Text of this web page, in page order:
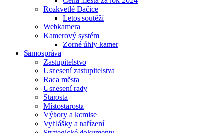
Rozkvetlé Dačice
Letos soutěží
Webkamera
Kamerový systém
Zorné úhly kamer
Samospráva
Zastupitelstvo
Usnesení zastupitelstva
Rada města
Usnesení rady
Starosta
Místostarosta
Výbory a komise
Vyhlášky a nařízení